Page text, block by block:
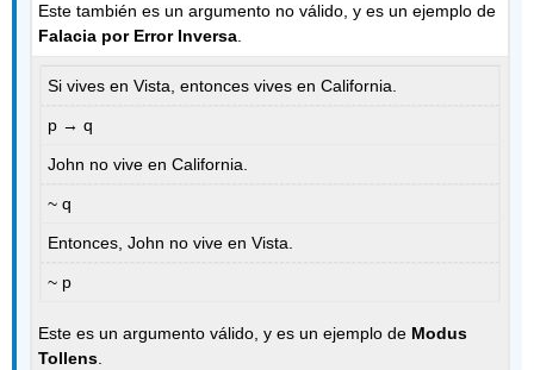
Este también es un argumento no válido, y es un ejemplo de
Falacia por ErrorInversa.
Si vives en Vista, entonces vives en California.
p → q
John no vive en California.
~ q
Entonces, John no vive en Vista.
~ p
Este es un argumento válido, y es un ejemplo de Modus
Tollens.